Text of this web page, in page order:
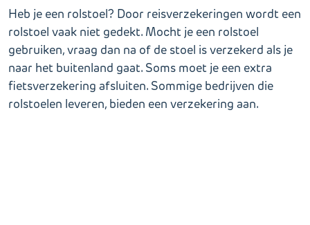
Heb je een rolstoel? Door reisverzekeringen wordt een
rolstoel vaak niet gedekt. Mocht je een rolstoel
gebruiken, vraag dan na of de stoel is verzekerd als je
naar het buitenland gaat. Soms moet je een extra
fietsverzekering afsluiten. Sommige bedrijven die
rolstoelen leveren, bieden een verzekering aan.